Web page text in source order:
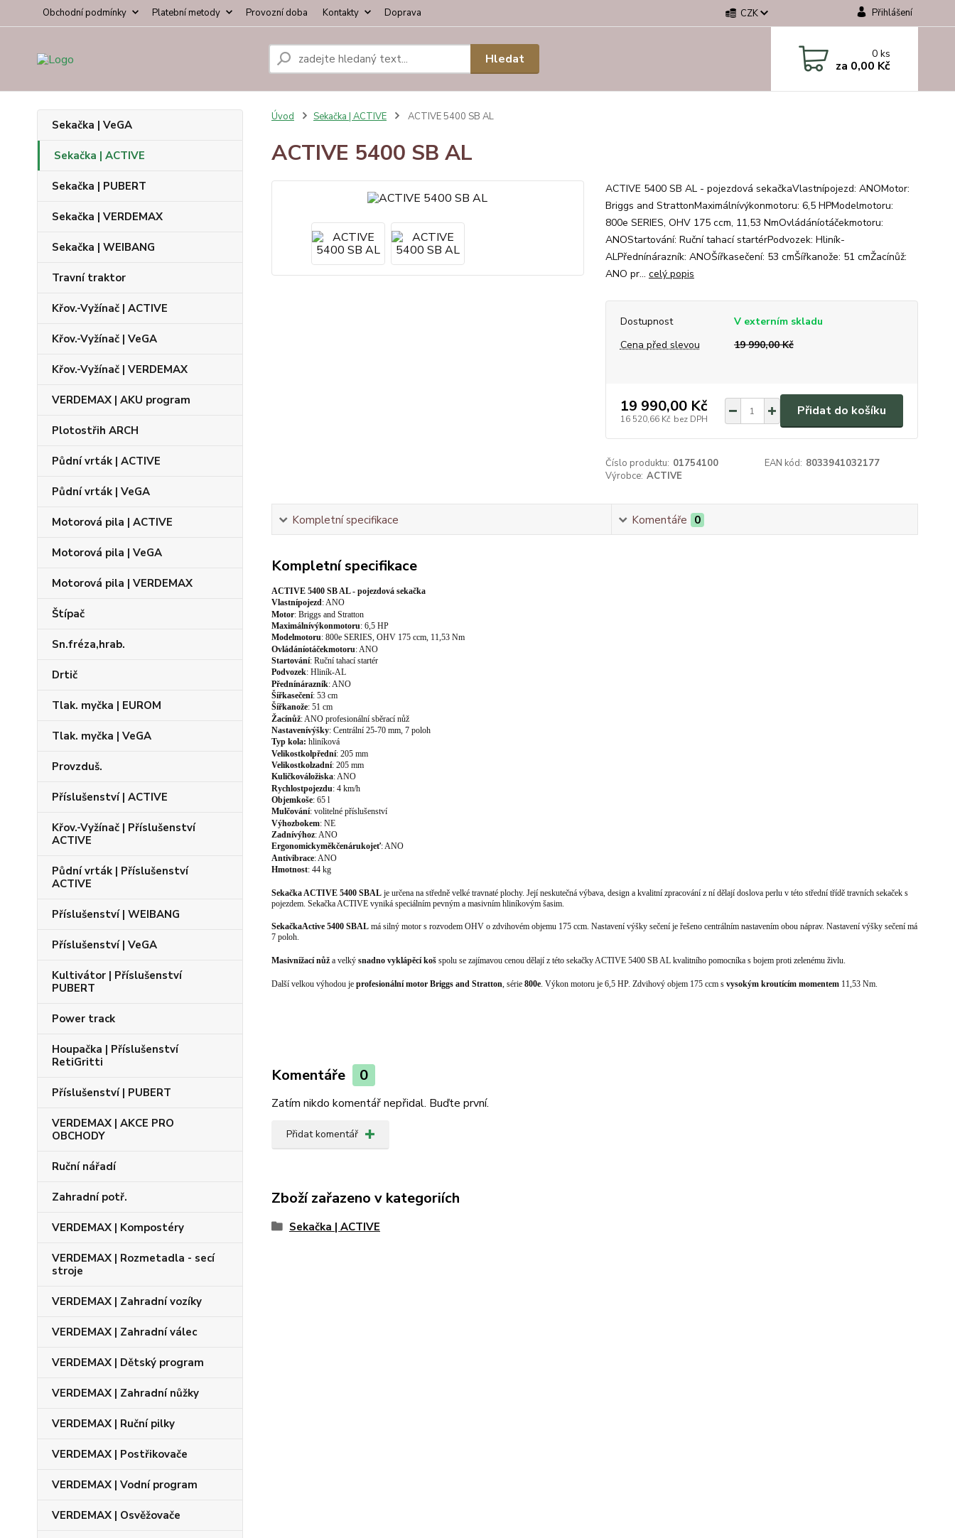
Obchodní podmínky Platební metody Provozní doba Kontakty Doprava CZK Přihlášení
Hledat 0ks
za 0,00 Kč
Sekačka | VeGA
Sekačka | ACTIVE
Sekačka | PUBERT
Sekačka | VERDEMAX
Sekačka | WEIBANG
Travní traktor
Křov.-Vyžínač | ACTIVE
Křov.-Vyžínač | VeGA
Křov.-Vyžínač | VERDEMAX
VERDEMAX | AKU program
Plotostřih ARCH
Půdní vrták | ACTIVE
Půdní vrták | VeGA
Motorová pila | ACTIVE
Motorová pila | VeGA
Motorová pila | VERDEMAX
Štípač
Sn.fréza,hrab.
Drtič
Tlak. myčka | EUROM
Tlak. myčka | VeGA
Provzduš.
Příslušenství | ACTIVE
Křov.-Vyžínač | Příslušenství
ACTIVE
Půdní vrták | Příslušenství
ACTIVE
Příslušenství | WEIBANG
Příslušenství | VeGA
Kultivátor | Příslušenství
PUBERT
Power track
Houpačka | Příslušenství
RetiGritti
Příslušenství | PUBERT
VERDEMAX | AKCE PRO
OBCHODY
Ruční nářadí
Zahradní potř.
VERDEMAX | Kompostéry
VERDEMAX | Rozmetadla - secí
stroje
VERDEMAX | Zahradní vozíky
VERDEMAX | Zahradní válec
VERDEMAX | Dětský program
VERDEMAX | Zahradní nůžky
VERDEMAX | Ruční pilky
VERDEMAX | Postřikovače
VERDEMAX | Vodní program
VERDEMAX | Osvěžovače
Úvod Sekačka | ACTIVE ACTIVE 5400 SB AL
ACTIVE 5400 SB AL
ACTIVE 5400 SB AL - pojezdová sekačkaVlastnípojezd: ANOMotor:
Briggs and StrattonMaximálnívýkonmotoru: 6,5 HPModelmotoru:
800e SERIES, OHV 175 ccm, 11,53 NmOvládáníotáčekmotoru:
ANOStartování: Ruční tahací startérPodvozek: Hliník-
ALPřednínárazník: ANOŠířkasečení: 53 cmŠířkanože: 51 cmŽacínůž:
ANO pr... celý popis
Dostupnost
V externím skladu
Cena před slevou
19 990,00 Kč
19 990,00 Kč
16 520,66 Kč bez DPH
Přidat do košíku
Číslo produktu: 01754100 EAN kód: 8033941032177
Výrobce: ACTIVE
Kompletní specifikace Komentáře 0
Kompletní specifikace
ACTIVE 5400 SB AL - pojezdová sekačka
Vlastnípojezd:ANO
Motor: Briggs and Stratton
Maximálnívýkonmotoru: 6,5 HP
Modelmotoru: 800e SERIES, OHV 175ccm, 11,53 Nm
Ovládáníotáčekmotoru: ANO
Startování: Ručnítahací startér
Podvozek: Hliník-AL
Přednínárazník: ANO
Šířkasečení: 53cm
Šířkanože: 51 cm
Žacínůž: ANO profesionální sběrací nůž
Nastavenívýšky: Centrální 25-70 mm, 7poloh
Typ kola: hliníková
Velikostkolpřední: 205mm
Velikostkolzadní: 205mm
Kuličkováložiska:ANO
Rychlostpojezdu: 4 km/h
Objemkoše: 65l
Mulčování: volitelné příslušenství
Výhozbokem: NE
Zadnívýhoz:ANO
Ergonomickyměkčenárukojeť:ANO
Antivibrace: ANO
Hmotnost: 44kg
Sekačka ACTIVE 5400SBALje určena na středně velké travnaté plochy. Její neskutečná výbava, design a kvalitní zpracování z ní dělají doslova perlu v této střední třídě travních sekaček s
pojezdem. Sekačka ACTIVE vyniká speciálním pevným a masivním hliníkovýmšasim.
SekačkaActive 5400 SBALmá silný motor s rozvodem OHV o zdvihovém objemu 175ccm. Nastavení výšky sečení je řešeno centrálním nastavením obou náprav. Nastavení výšky sečení má
7 poloh.
Masivnížací nůža velký snadno vyklápěcí košspolu se zajímavou cenou dělají z této sekačky ACTIVE 5400SB AL kvalitního pomocníka s bojem proti zelenému živlu.
Další velkou výhodou je profesionální motor Briggs and Stratton , série 800e. Výkon motoru je 6,5 HP. Zdvihový objem 175ccm s vysokým kroutícím momentem11,53Nm.
Komentáře 0
Zatím nikdo komentář nepřidal. Buďte první.
Přidat komentář
Zboží zařazeno v kategoriích
Sekačka | ACTIVE